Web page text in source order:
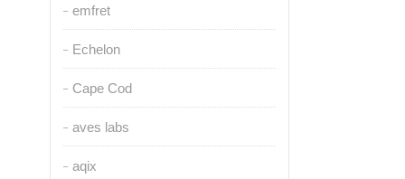
emfret
Echelon
Cape Cod
aves labs
aqix